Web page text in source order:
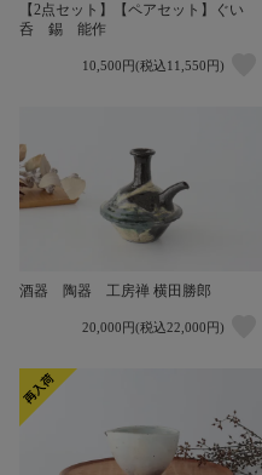
【2点セット】【ペアセット】ぐい
呑 錫 能作
10,500円(税込11,550円)
酒器 陶器 工房禅 横田勝郎
20,000円(税込22,000円)